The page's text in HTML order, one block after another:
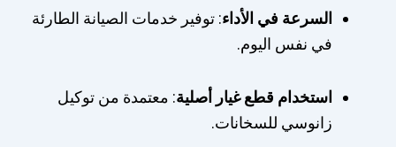
السرعة في الأداء: توفير خدمات الصيانة الطارئة
في نفس اليوم.
استخدام قطع غيار أصلية: معتمدة من توكيل
زانوسي للسخانات.